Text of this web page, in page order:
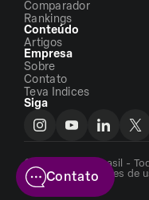
Comparador
Rankings
Conteúdo
Artigos
Empresa
Sobre
Contato
Teva Indices
Siga
©2026 - ETFs Brasil -
Termos e condições de
do siteContato